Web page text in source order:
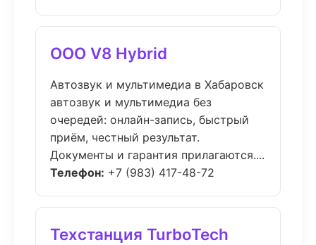
ООО V8 Hybrid
Автозвук и мультимедиа в Хабаровск
автозвук и мультимедиа без
очередей: онлайн-запись, быстрый
приём, честный результат.
Документы и гарантия прилагаются....
Телефон: +7 (983) 417-48-72
Техстанция TurboTech